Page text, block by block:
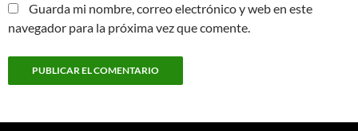
Guarda mi nombre, correo electrónico y web en este
navegador para la próxima vez que comente.